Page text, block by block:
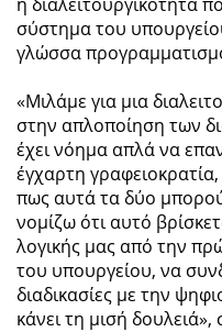
σύστημα του
γλώσσα
«Μιλάμε για μια
στην απλοποίηση των
έχει νόημα απλά να
έγχαρτη
πως αυτά τα δύο
νομίζω ότι αυτό
λογικής μας από την
του υπουργείου, να
διαδικασίες με την
κάνει τη μισή